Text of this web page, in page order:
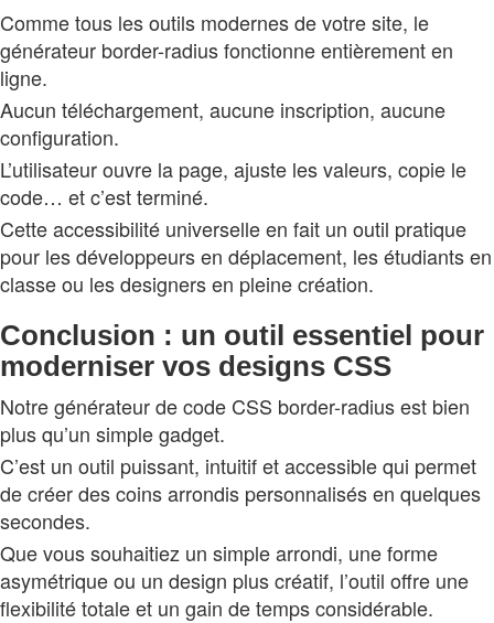
Comme tous les outils modernes de votre site, le
générateur border-radius fonctionne entièrement en
ligne.
Aucun téléchargement, aucune inscription, aucune
configuration.
L’utilisateur ouvre la page, ajuste les valeurs, copie le
code… et c’est terminé.
Cette accessibilité universelle en fait un outil pratique
pour les développeurs en déplacement, les étudiants en
classe ou les designers en pleine création.
Conclusion : un outil essentiel pour
moderniser vos designs CSS
Notre générateur de code CSS border-radius est bien
plus qu’un simple gadget.
C’est un outil puissant, intuitif et accessible qui permet
de créer des coins arrondis personnalisés en quelques
secondes.
Que vous souhaitiez un simple arrondi, une forme
asymétrique ou un design plus créatif, l’outil offre une
flexibilité totale et un gain de temps considérable.